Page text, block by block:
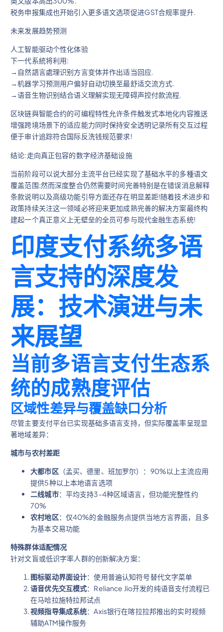
税务申报集成也开始引入更多语文选项促进GST合规率提升.
未来发展趋势预测
人工智能驱动个性化体验
下一代系統将利用:
→自然語言處理识别方言变体并作出适当回应.
→机器学习预测用户偏好自动切换至最舒适交流方式.
→语音生物识别结合语义理解实现无障碍声控付款流程.
区块链與智能合约的可编程特性允许条件触发式本地化内容推送
增强跨境场景下的适应能力同时保持安全透明记录所有交互过程
便于审计追踪符合国际反洗钱规范要求!
结论:走向真正包容的数字经济基础设施
当前阶段可以说大部分主流平台已经实现了基础水平的多種语文
覆盖范围;然而深度整合仍然需要时间完善特别是在错误消息解释
条款说明以及高级功能引导方面还存在明显差距!随着技术进步和
政策持续关注这一领域必将迎来更加成熟完善的解决方案最终构
建起一个真正意义上无壁垒的全员可参与现代金融生态系统!
印度支付系统多语
言支持的深度发
展：技术演进与未
来展望
当前多语言支付生态系
统的成熟度评估
区域性差异与覆盖缺口分析
尽管主要支付平台已实现基础多语言支持，但实际覆盖率呈现显
著地域差异：
城市与农村差距
大都市区（孟买、德里、班加罗尔）：90%以上主流应用
提供5种以上本地语言选项
二线城市：平均支持3-4种区域语言，但功能完整性约
70%
农村地区：仅40%的金融服务点提供当地方言界面，且多
为基本交易功能
特殊群体适配情况
针对文盲或低识字率人群的创新解决方案：
图标驱动界面设计：使用普遍认知符号替代文字菜单
语音优先交互模式：Reliance Jio开发的纯语音支付流程已
在马哈拉施特拉邦试点
视频指导集成系统：Axis银行在喀拉拉邦推出的实时视频
辅助ATM操作服务